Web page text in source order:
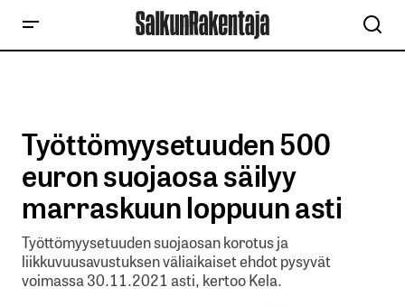
Työttömyysetuuden 500
euron suojaosa säilyy
marraskuun loppuun asti
Työttömyysetuuden suojaosan korotus ja
liikkuvuusavustuksen väliaikaiset ehdot pysyvät
voimassa 30.11.2021 asti, kertoo Kela.